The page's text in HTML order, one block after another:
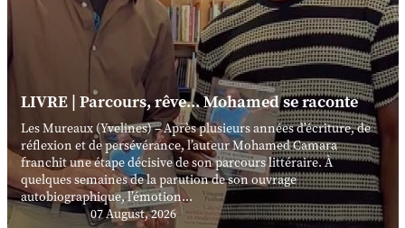
LIVRE | Parcours, rêve... Mohamed se raconte
Les Mureaux (Yvelines) – Après plusieurs années d’écriture, de
réflexion et de persévérance, l’auteur Mohamed Camara
franchit une étape décisive de son parcours littéraire. À
quelques semaines de la parution de son ouvrage
autobiographique, l’émotion...
07 August, 2026